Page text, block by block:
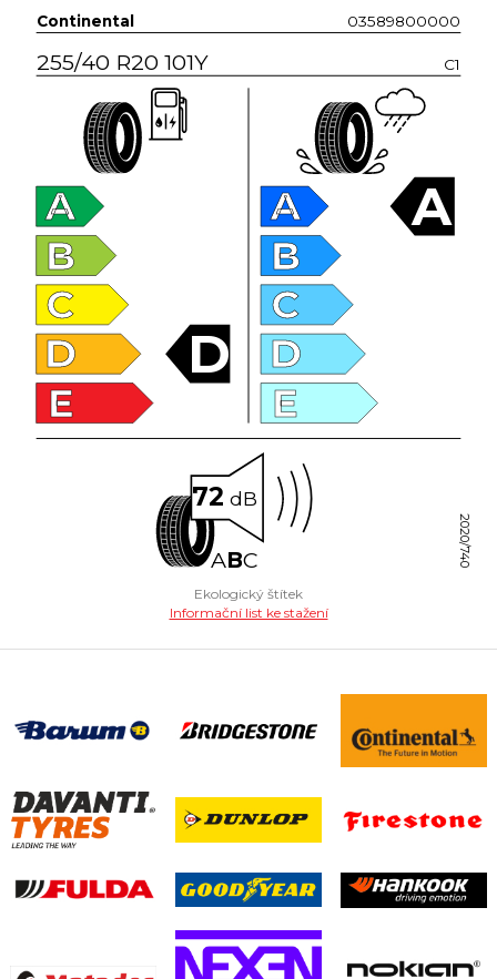
Continental 03589800000
255/40 R20 101Y C1
A
B
C
D
E
D
A
B
C
D
E
A
72 dB
ABC 2020/740
Ekologický štítek
Informační list ke stažení